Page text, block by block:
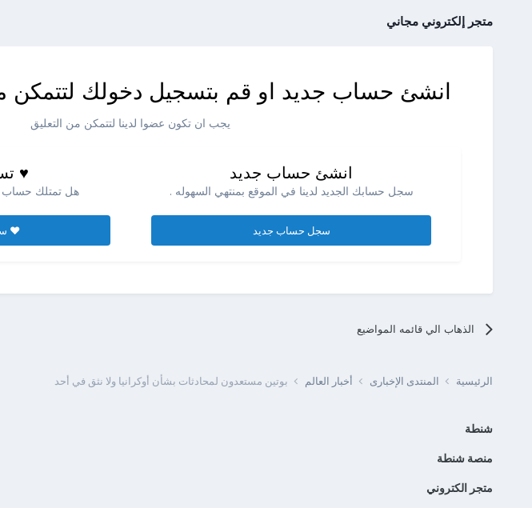
متجر إلكتروني مجاني
انشئ حساب جديد او قم بتسجيل دخولك لتتمكن
يجب ان تكون عضوا لدينا لتتمكن من التعليق
انشئ حساب جديد
سجل حسابك الجديد لدينا في الموقع بمنتهي السهوله .
سجل حساب جديد
♥
هل تمتلك حساب
♥
الذهاب الي قائمه المواضيع
الرئيسية المنتدى الإخبارى أخبار العالم بوتين مستعدون لمحادثات بشأن أوكرانيا ولا نثق في أحد
شنطة
منصة شنطة
متجر الكتروني